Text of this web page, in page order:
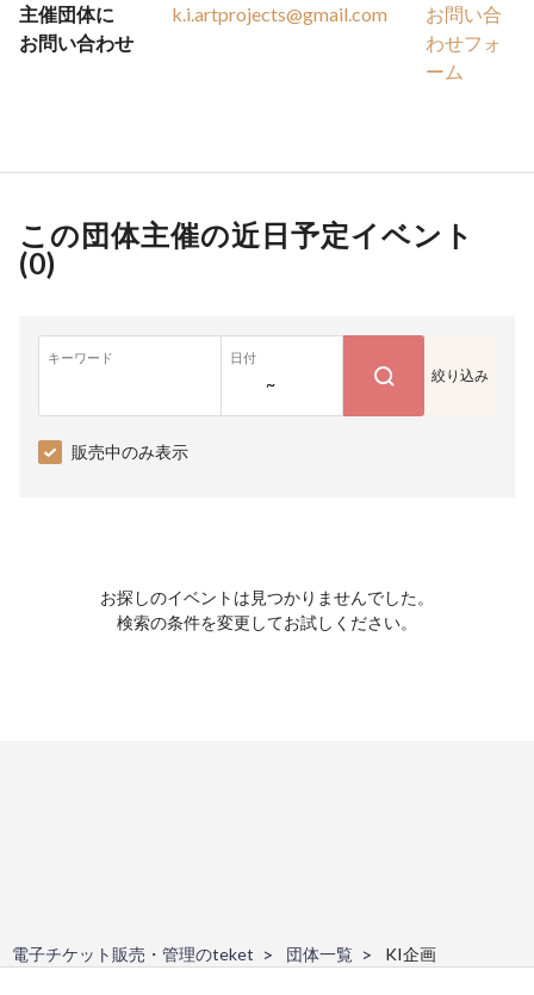
主催団体に
お問い合わせ
k.i.artprojects@gmail.com
お問い合
わせフォ
ーム
この団体主催の近日予定イベント
(0)
キーワード 日付
~ 絞り込み
販売中のみ表示
お探しのイベントは見つかりませんでした。
検索の条件を変更してお試しください。
電子チケット販売・管理のteket 団体一覧 KI企画